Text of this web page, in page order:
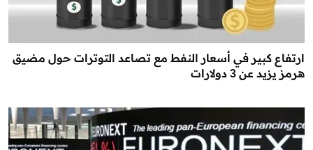
ارتفاع كبير في أسعار النفط مع تصاعد التوترات حول مضيق
هرمز يزيد عن 3 دولارات